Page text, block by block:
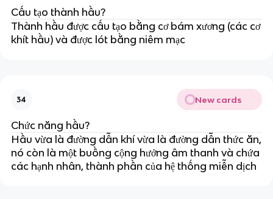
Cấu tạo thành hầu?
Thành hầu được cấu tạo bằng cơ bám xương (các cơ
khít hầu) và được lót bằng niêm mạc
34 New cards
Chức năng hầu?
Hầu vừa là đường dẫn khí vừa là đường dẫn thức ăn,
nó còn là một buồng cộng hưởng âm thanh và chứa
các hạnh nhân, thành phần của hệ thống miễn dịch